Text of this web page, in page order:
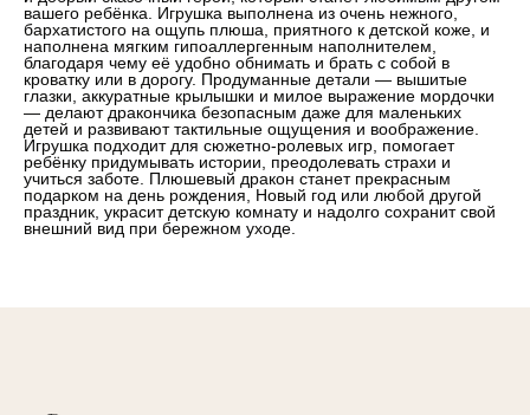
вашего ребёнка. Игрушка выполнена из очень нежного,
бархатистого на ощупь плюша, приятного к детской коже, и
наполнена мягким гипоаллергенным наполнителем,
благодаря чему её удобно обнимать и брать с собой в
кроватку или в дорогу. Продуманные детали — вышитые
глазки, аккуратные крылышки и милое выражение мордочки
— делают дракончика безопасным даже для маленьких
детей и развивают тактильные ощущения и воображение.
Игрушка подходит для сюжетно-ролевых игр, помогает
ребёнку придумывать истории, преодолевать страхи и
учиться заботе. Плюшевый дракон станет прекрасным
подарком на день рождения, Новый год или любой другой
праздник, украсит детскую комнату и надолго сохранит свой
внешний вид при бережном уходе.